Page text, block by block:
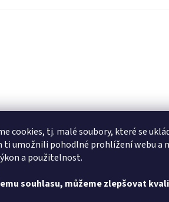
cookies, tj. malé soubory, které se
ti umožnili pohodlné prohlížení webu a
a použitelnost.
souhlasu, můžeme zlepšovat